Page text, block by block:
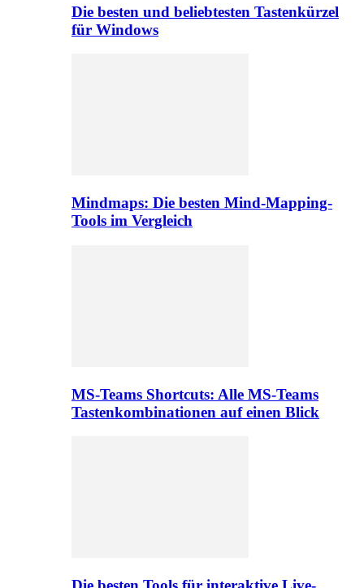
Die besten und beliebtesten Tastenkürzel
für Windows
Mindmaps: Die besten Mind-Mapping-
Tools im Vergleich
MS-Teams Shortcuts: Alle MS-Teams
Tastenkombinationen auf einen Blick